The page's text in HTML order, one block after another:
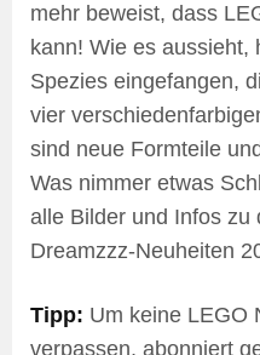
mehr beweist, dass
kann! Wie es aussieht,
Spezies eingefangen,
vier
sind neue Formteile
Was nimmer etwas
alle Bilder und Infos zu
Dreamzzz-Neuheiten
Tipp: Um keine LEGO
verpassen, abonniert